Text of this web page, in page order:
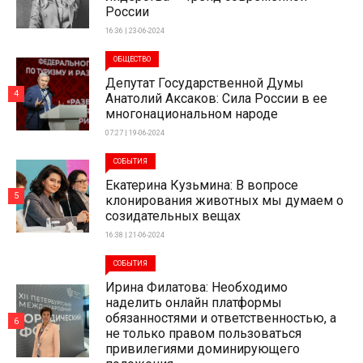
России
16:36 | 23-06-2024
ОБЩЕСТВО
Депутат Государственной Думы
Анатолий Аксаков: Сила России в ее
многонациональном народе
07:27 | 19-06-2024
4
СОБЫТИЯ
Екатерина Кузьмина: В вопросе
клонирования животных мы думаем о
созидательных вещах
16:38 | 21-06-2024
5
СОБЫТИЯ
Ирина Филатова: Необходимо
наделить онлайн платформы
обязанностями и ответственностью, а
не только правом пользоваться
привилегиями доминирующего
6